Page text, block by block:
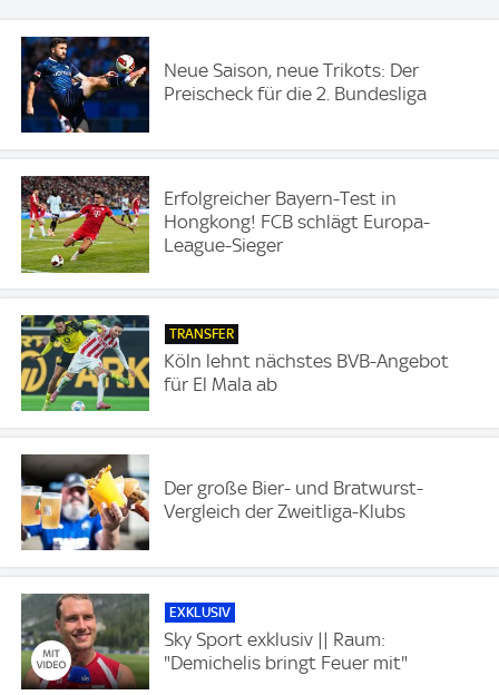
Neue Saison, neue Trikots: Der
Preischeck für die 2. Bundesliga
Erfolgreicher Bayern-Test in
Hongkong! FCB schlägt Europa-
League-Sieger
TRANSFER
Köln lehnt nächstes BVB-Angebot
für El Mala ab
Der große Bier- und Bratwurst-
Vergleich der Zweitliga-Klubs
EXKLUSIV
Sky Sport exklusiv || Raum:
"Demichelis bringt Feuer mit"